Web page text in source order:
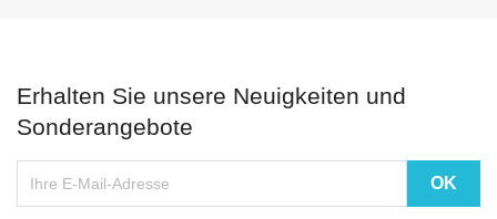
Erhalten Sie unsere Neuigkeiten und
Sonderangebote